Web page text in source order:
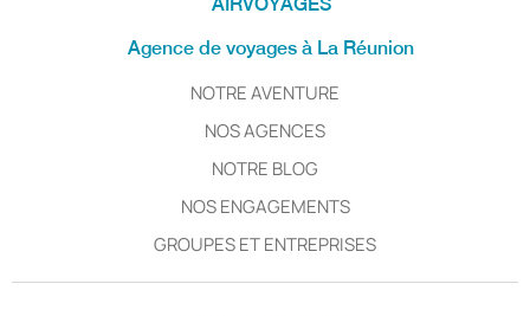
Agence de voyages à La Réunion
NOTRE AVENTURE
NOS AGENCES
NOTRE BLOG
NOS ENGAGEMENTS
GROUPES ET ENTREPRISES